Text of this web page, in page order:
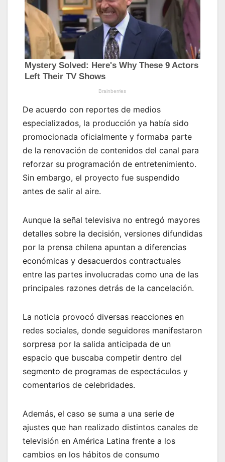
De acuerdo con reportes de medios
especializados, la producción ya había sido
promocionada oficialmente y formaba parte
de la renovación de contenidos del canal para
reforzar su programación de entretenimiento.
Sin embargo, el proyecto fue suspendido
antes de salir al aire.
Aunque la señal televisiva no entregó mayores
detalles sobre la decisión, versiones difundidas
por la prensa chilena apuntan a diferencias
económicas y desacuerdos contractuales
entre las partes involucradas como una de las
principales razones detrás de la cancelación.
La noticia provocó diversas reacciones en
redes sociales, donde seguidores manifestaron
sorpresa por la salida anticipada de un
espacio que buscaba competir dentro del
segmento de programas de espectáculos y
comentarios de celebridades.
Además, el caso se suma a una serie de
ajustes que han realizado distintos canales de
televisión en América Latina frente a los
cambios en los hábitos de consumo